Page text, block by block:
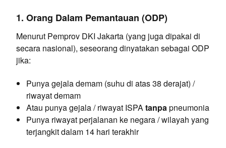
1. Orang Dalam Pemantauan (ODP)
Menurut Pemprov DKI Jakarta (yang juga dipakai di
secara nasional), seseorang dinyatakan sebagai ODP
jika:
Punya gejala demam (suhu di atas 38 derajat) /
riwayat demam
Atau punya gejala / riwayat ISPA tanpa pneumonia
Punya riwayat perjalanan ke negara / wilayah yang
terjangkit dalam 14 hari terakhir